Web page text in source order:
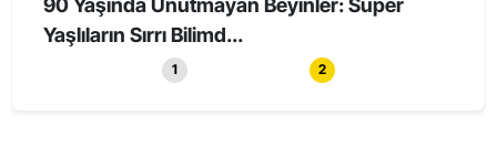
90 Yaşında Unutmayan Beyinler: Süper
Yaşlıların Sırrı Bilimd...
1 2